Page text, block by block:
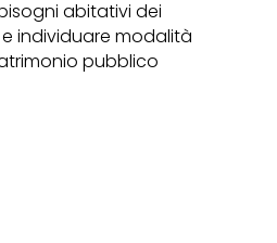
abitativi dei
individuare modalità
pubblico